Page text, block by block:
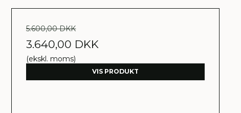
5.600,00 DKK
3.640,00 DKK
(ekskl. moms)
VIS PRODUKT